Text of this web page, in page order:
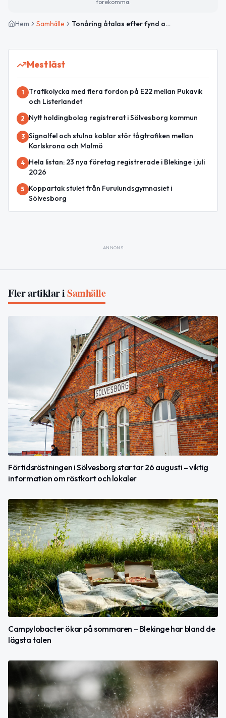
förekomma.
Hem Samhälle Tonåring åtalas efter fynd av 60 000 tramadoltabletter på förskola i Sölvesborg
Mest läst
1
Trafikolycka med flera fordon på E22 mellan Pukavik
och Listerlandet
2 Nytt holdingbolag registrerat i Sölvesborg kommun
3 Signalfel och stulna kablar stör tågtrafiken mellan
Karlskrona och Malmö
4
Hela listan: 23 nya företag registrerade i Blekinge i juli
2026
5
Koppartak stulet från Furulundsgymnasiet i
Sölvesborg
ANNONS
Fler artiklar iSamhälle
Förtidsröstningen i Sölvesborg startar 26 augusti – viktig
information om röstkort och lokaler
Campylobacter ökar på sommaren – Blekinge har bland de
lägsta talen